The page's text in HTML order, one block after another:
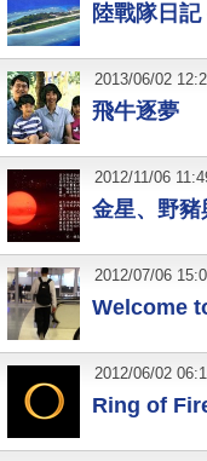
陸戰隊日
飛牛逐夢
2013/06/02
金星、野豬
2012/11/06
Welcome
2012/07/06
Ring of
2012/06/02